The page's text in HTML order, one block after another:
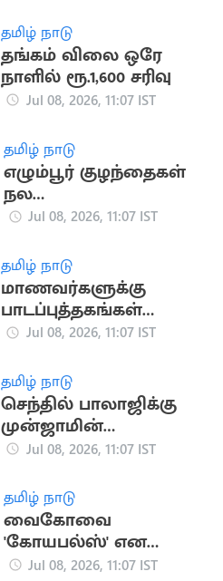
தமிழ் நாடு
தங்கம் விலை ஒரே
நாளில் ரூ.1,600 சரிவு
Jul 08, 2026, 11:07 IST
தமிழ் நாடு
எழும்பூர் குழந்தைகள்
நல
மருத்துவமனையில்
ஆய்வு
Jul 08, 2026, 11:07 IST
தமிழ் நாடு
மாணவர்களுக்கு
பாடப்புத்தகங்கள்
வழங்கப்படவில்லை -
Jul 08, 2026, 11:07 IST
தமிழ் நாடு
செந்தில் பாலாஜிக்கு
முன்ஜாமின்
வழங்கியது உயர்
Jul 08, 2026, 11:07 IST
தமிழ் நாடு
வைகோவை
'கோயபல்ஸ்' என
விமர்சித்த விசிக
Jul 08, 2026, 11:07 IST